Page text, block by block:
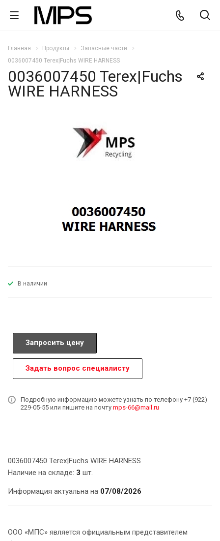
Главная Продукты
Запасные части
0036007450 Terex|Fuchs WIRE HARNESS
0036007450 Terex|Fuchs
WIRE HARNESS
В наличии
Запросить цену
Задать вопрос специалисту
Подробную информацию можете узнать по телефону +7 (922)
229-05-55 или пишите на почту mps-66@mail.ru
0036007450 Terex|Fuchs WIRE HARNESS
Наличие на складе: 3 шт.
Информация актуальна на 07/08/2026
ООО «МПС» является официальным представителем